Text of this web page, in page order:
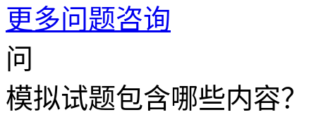
更多问题咨询
问
模拟试题包含哪些内容？